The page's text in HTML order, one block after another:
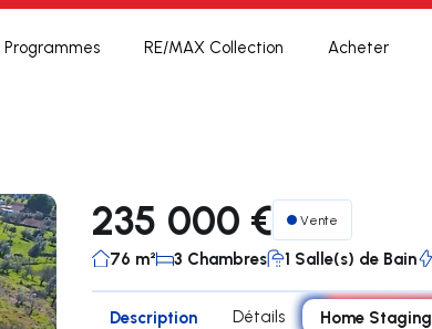
Programmes RE/MAX Collection Acheter
235 000 € Vente
76 m² 3 Chambres 1 Salle(s) de Bain
Description Détails Home Staging